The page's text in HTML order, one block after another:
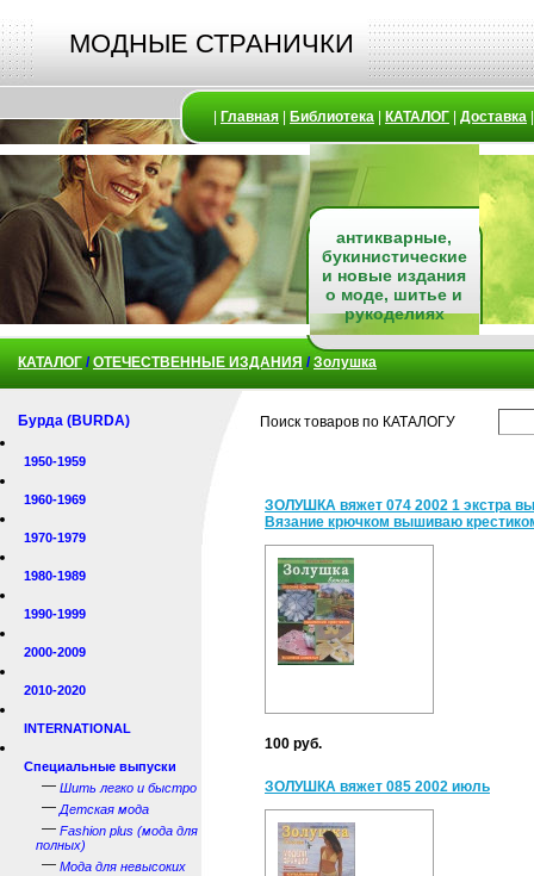
МОДНЫЕ СТРАНИЧКИ
Главная Библиотека КАТАЛОГ Доставка
антикварные,
букинистические
и новые издания
о моде, шитье и
рукоделиях
КАТАЛОГ /ОТЕЧЕСТВЕННЫЕ ИЗДАНИЯ /Золушка
Бурда (BURDA)
1950-1959
1960-1969
1970-1979
1980-1989
1990-1999
2000-2009
2010-2020
INTERNATIONAL
Специальные выпуски
— Шить легко и быстро
— Детская мода
— Fashion plus (мода для
полных)
— Мода для невысоких
Поиск товаров по КАТАЛОГУ
ЗОЛУШКА вяжет 074 2002 1 экстра
Вязание крючком вышиваю
100 руб.
ЗОЛУШКА вяжет 085 2002 июль